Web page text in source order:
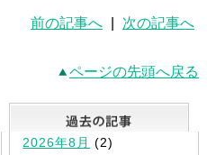
前の記事へ 次の記事へ
ページの先頭へ戻る
最新記事一覧
2026年8月 (2)